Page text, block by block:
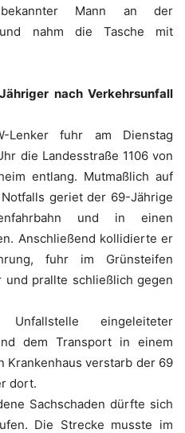
Mann an der
nahm die Tasche mit
nach Verkehrsunfall
fuhr am Dienstag
die Landesstraße 1106 von
entlang. Mutmaßlich auf
geriet der 69-Jährige
und in einen
Anschließend kollidierte er
fuhr im Grünsteifen
und prallte schließlich gegen
eingeleiteter
dem Transport in einem
Krankenhaus verstarb der 69
dort.
Sachschaden dürfte sich
Die Strecke musste im